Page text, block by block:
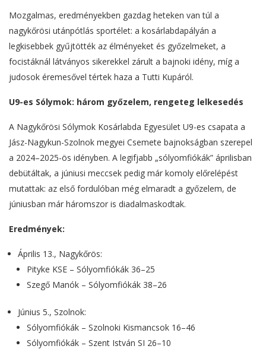
Mozgalmas, eredményekben gazdag heteken van túl a
nagykőrösi utánpótlás sportélet: a kosárlabdapályán a
legkisebbek gyűjtötték az élményeket és győzelmeket, a
focistáknál látványos sikerekkel zárult a bajnoki idény, míg a
judosok éremesővel tértek haza a Tutti Kupáról.
U9-es Sólymok: három győzelem, rengeteg lelkesedés
A Nagykőrösi Sólymok Kosárlabda Egyesület U9-es csapata a
Jász-Nagykun-Szolnok megyei Csemete bajnokságban szerepel
a 2024–2025-ös idényben. A legifjabb „sólyomfiókák” áprilisban
debütáltak, a júniusi meccsek pedig már komoly előrelépést
mutattak: az első fordulóban még elmaradt a győzelem, de
júniusban már háromszor is diadalmaskodtak.
Eredmények:
Április 13., Nagykőrös:
Pityke KSE – Sólyomfiókák 36–25
Szegő Manók – Sólyomfiókák 38–26
Június 5., Szolnok:
Sólyomfiókák – Szolnoki Kismancsok 16–46
Sólyomfiókák – Szent István SI 26–10